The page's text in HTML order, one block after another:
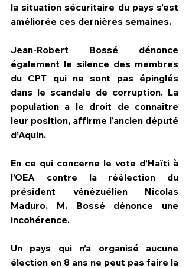
la situation sécuritaire du pays s’est
améliorée ces dernières semaines.
Jean-Robert Bossé dénonce
également le silence des membres
du CPT qui ne sont pas épinglés
dans le scandale de corruption. La
population a le droit de connaître
leur position, affirme l’ancien député
d’Aquin.
En ce qui concerne le vote d’Haïti à
l’OEA contre la réélection du
président vénézuélien Nicolas
Maduro, M. Bossé dénonce une
incohérence.
Un pays qui n’a organisé aucune
élection en 8 ans ne peut pas faire la